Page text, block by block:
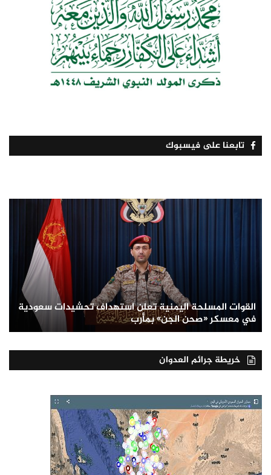
تابعنا على فيسبوك
القوات المسلحة اليمنية تعلن استهداف تحشيدات سعودية
في معسكر «صحن الجن» بمأرب
خريطة جرائم العدوان